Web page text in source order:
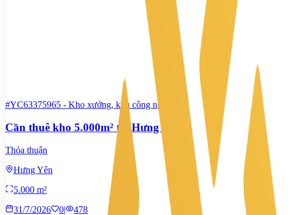
#YC63375965 - Kho xưởng, khu công nghiệp
Cần thuê kho 5.000m² tại Hưng Yên
Thỏa thuận
Hưng Yên
5.000 m²
31/7/2026
0| 478